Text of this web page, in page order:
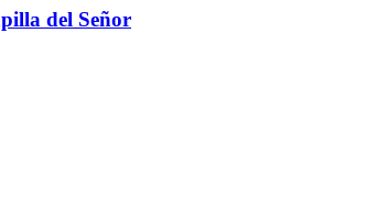
del Señor